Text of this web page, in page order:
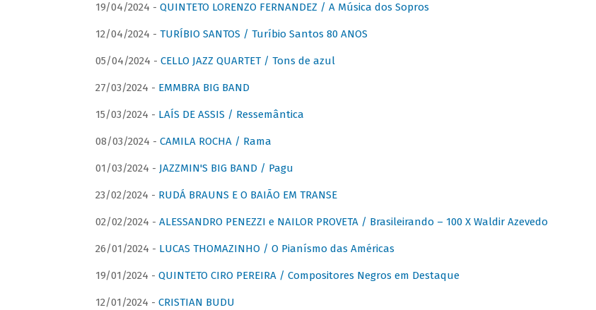
19/04/2024 - QUINTETO LORENZO FERNANDEZ / A Música dos Sopros
12/04/2024 - TURÍBIO SANTOS / Turíbio Santos 80 ANOS
05/04/2024 - CELLO JAZZ QUARTET / Tons de azul
27/03/2024 - EMMBRA BIG BAND
15/03/2024 - LAÍS DE ASSIS / Ressemântica
08/03/2024 - CAMILA ROCHA / Rama
01/03/2024 - JAZZMIN'S BIG BAND / Pagu
23/02/2024 - RUDÁ BRAUNS E O BAIÃO EM TRANSE
02/02/2024 - ALESSANDRO PENEZZI e NAILOR PROVETA / Brasileirando – 100 X Waldir Azevedo
26/01/2024 - LUCAS THOMAZINHO / O Pianísmo das Américas
19/01/2024 - QUINTETO CIRO PEREIRA / Compositores Negros em Destaque
12/01/2024 - CRISTIAN BUDU